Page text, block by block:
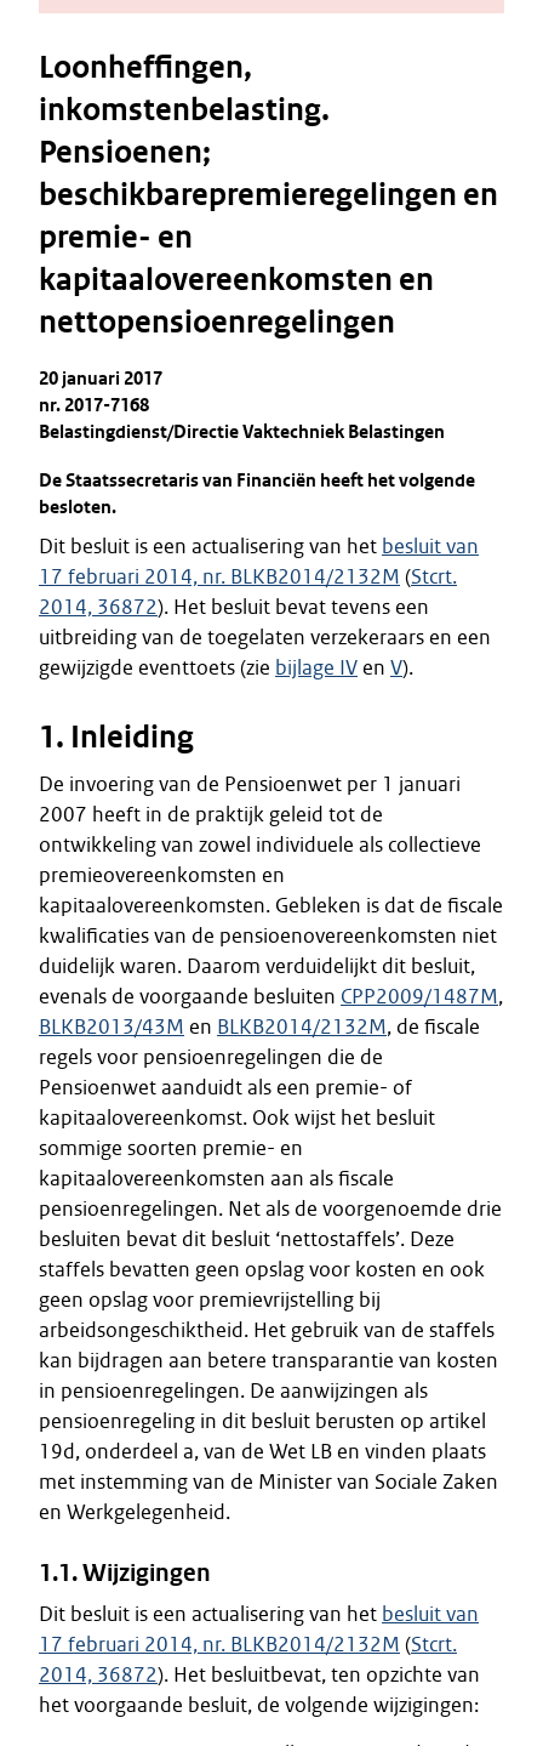
Loonheffingen,
inkomstenbelasting.
Pensioenen;
beschikbarepremieregelingen en
premie- en
kapitaalovereenkomsten en
nettopensioenregelingen
20 januari 2017
nr. 2017-7168
Belastingdienst/Directie Vaktechniek Belastingen
De Staatssecretaris van Financiën heeft het volgende
besloten.
Dit besluit is een actualisering van het besluit van
17 februari 2014, nr. BLKB2014/2132M (Stcrt.
2014, 36872). Het besluit bevat tevens een
uitbreiding van de toegelaten verzekeraars en een
gewijzigde eventtoets (zie bijlage IV en V).
1. Inleiding
De invoering van de Pensioenwet per 1 januari
2007 heeft in de praktijk geleid tot de
ontwikkeling van zowel individuele als collectieve
premieovereenkomsten en
kapitaalovereenkomsten. Gebleken is dat de fiscale
kwalificaties van de pensioenovereenkomsten niet
duidelijk waren. Daarom verduidelijkt dit besluit,
evenals de voorgaande besluiten CPP2009/1487M,
BLKB2013/43M en BLKB2014/2132M, de fiscale
regels voor pensioenregelingen die de
Pensioenwet aanduidt als een premie- of
kapitaalovereenkomst. Ook wijst het besluit
sommige soorten premie- en
kapitaalovereenkomsten aan als fiscale
pensioenregelingen. Net als de voorgenoemde drie
besluiten bevat dit besluit ‘nettostaffels’. Deze
staffels bevatten geen opslag voor kosten en ook
geen opslag voor premievrijstelling bij
arbeidsongeschiktheid. Het gebruik van de staffels
kan bijdragen aan betere transparantie van kosten
in pensioenregelingen. De aanwijzingen als
pensioenregeling in dit besluit berusten op artikel
19d, onderdeel a, van de Wet LB en vinden plaats
met instemming van de Minister van Sociale Zaken
en Werkgelegenheid.
1.1. Wijzigingen
Dit besluit is een actualisering van het besluit van
17 februari 2014, nr. BLKB2014/2132M (Stcrt.
2014, 36872). Het besluitbevat, ten opzichte van
het voorgaande besluit, de volgende wijzigingen: